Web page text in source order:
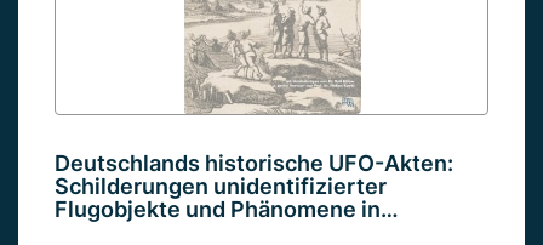
Deutschlands historische UFO-Akten:
Schilderungen unidentifizierter
Flugobjekte und Phänomene in…